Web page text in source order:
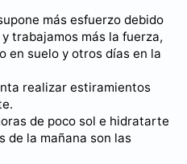
más esfuerzo debido
trabajamos más la fuerza,
suelo y otros días en la
realizar estiramientos
de poco sol e hidratarte
de la mañana son las